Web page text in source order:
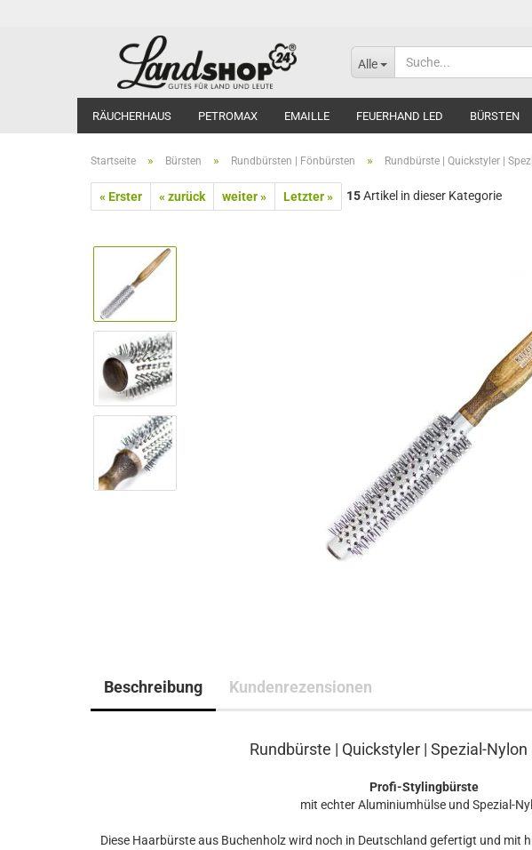
Alle
RÄUCHERHAUS PETROMAX EMAILLE FEUERHAND LED BÜRSTEN
Startseite » Bürsten » Rundbürsten | Fönbürsten » Rundbürste | Quickstyler |
« Erster « zurück weiter » Letzter » 15Artikel in dieser Kategorie
Beschreibung Kundenrezensionen
Rundbürste | Quickstyler | Spezial-
Profi-Stylingbürste
mit echter Aluminiumhülse und Spezial-
Diese Haarbürste aus Buchenholz wird noch in Deutschland gefertigt und mit